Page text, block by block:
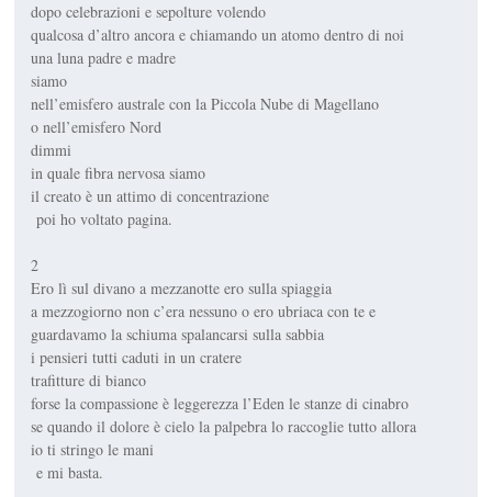
dopo celebrazioni e sepolture volendo
qualcosa d’altro ancora e chiamando un atomo dentro di noi
una luna padre e madre
siamo
nell’emisfero australe con la Piccola Nube di Magellano
o nell’emisfero Nord
dimmi
in quale fibra nervosa siamo
il creato è un attimo di concentrazione
poi ho voltato pagina.
2
Ero lì sul divano a mezzanotte ero sulla spiaggia
a mezzogiorno non c’era nessuno o ero ubriaca con te e
guardavamo la schiuma spalancarsi sulla sabbia
i pensieri tutti caduti in un cratere
trafitture di bianco
forse la compassione è leggerezza l’Eden le stanze di cinabro
se quando il dolore è cielo la palpebra lo raccoglie tutto allora
io ti stringo le mani
e mi basta.